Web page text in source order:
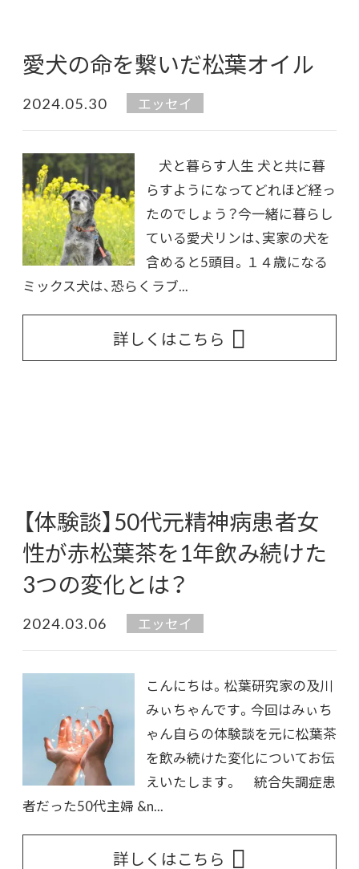
愛犬の命を繋いだ松葉オイル
2024.05.30 エッセイ
犬と暮らす人生 犬と共に暮
らすようになってどれほど経っ
たのでしょう？今一緒に暮らし
ている愛犬リンは、実家の犬を
含めると5頭目。１４歳になる
ミックス犬は、恐らくラブ...
詳しくはこちら
【体験談】50代元精神病患者女
性が赤松葉茶を1年飲み続けた
3つの変化とは？
2024.03.06 エッセイ
こんにちは。松葉研究家の及川
みぃちゃんです。今回はみぃち
ゃん自らの体験談を元に松葉茶
を飲み続けた変化についてお伝
えいたします。 統合失調症患
者だった50代主婦 &n...
詳しくはこちら